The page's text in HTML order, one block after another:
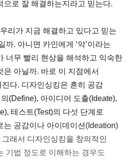
으로 잘 해결하는지라고 믿는다.
리가 지금 해결하고 있다고 믿는
까. 아니면 카인에게 ‘악’이라는
너무 빨리 현상을 해석하고 익숙한
은 아닐까. 바로 이 지점에서
다. 디자인싱킹은 흔히 공감
(Define), 아이디어 도출(Ideate),
테스트(Test)의 다섯 단계로
는 공감이나 아이데이션(Ideation)
래서 디자인싱킹을 창의적인
기법 정도로 이해하는 경우도